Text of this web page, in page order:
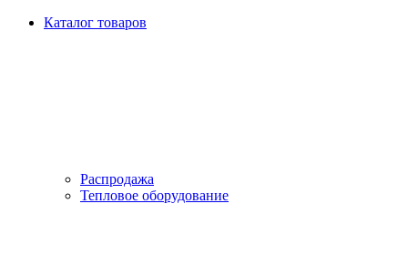
Каталог товаров
Распродажа
Тепловое оборудование